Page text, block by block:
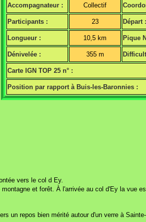
Accompagnateur : Collectif
Participants : 23 Départ :
Longueur : 10,5 km Pique
Dénivelée : 355 m
Carte IGN TOP 25 n° :
Position par rapport à Buis-les-Baronnies :
vers le col d Ey.
et forêt. À l'arrivée au col d'Ey la vue
un repos bien mérité autour d'un verre à